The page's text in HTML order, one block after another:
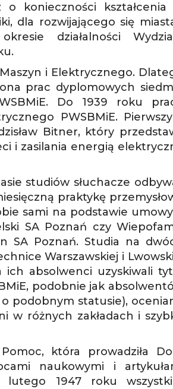
o konieczności kształcenia
dla rozwijającego się
działalności
i Elektrycznego.
prac dyplomowych
Do 1939 roku
PWSBMiE.
Bitner, który
i zasilania energią
studiów słuchacze
praktykę
sami na podstawie
SA Poznań czy
SA Poznań. Studia na
Warszawskiej i
absolwenci uzyskiwali
podobnie jak
o podobnym statusie),
w różnych zakładach i
która prowadziła
naukowymi i
1947 roku